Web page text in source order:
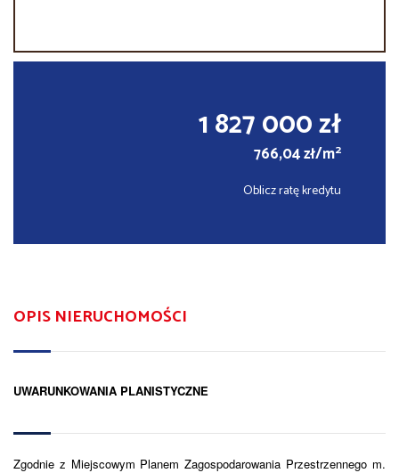
1 827 000 zł
766,04 zł/m2
Oblicz ratę kredytu
OPIS NIERUCHOMOŚCI
UWARUNKOWANIA PLANISTYCZNE
Zgodnie z Miejscowym Planem Zagospodarowania Przestrzennego m.